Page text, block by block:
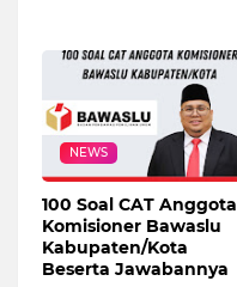
NEWS
100 Soal CAT Anggota
Komisioner Bawaslu
Kabupaten/Kota
Beserta Jawabannya